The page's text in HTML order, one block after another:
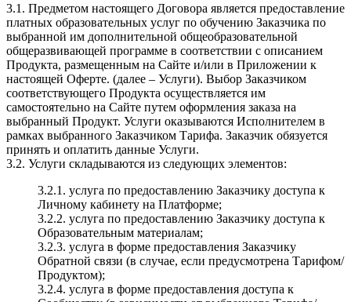
3.1. Предметом настоящего Договора является предоставление
платных образовательных услуг по обучению Заказчика по
выбранной им дополнительной общеобразовательной
общеразвивающей программе в соответствии с описанием
Продукта, размещенным на Сайте и/или в Приложении к
настоящей Оферте. (далее – Услуги). Выбор Заказчиком
соответствующего Продукта осуществляется им
самостоятельно на Сайте путем оформления заказа на
выбранный Продукт. Услуги оказываются Исполнителем в
рамках выбранного Заказчиком Тарифа. Заказчик обязуется
принять и оплатить данные Услуги.
3.2. Услуги складываются из следующих элементов:
3.2.1. услуга по предоставлению Заказчику доступа к
Личному кабинету на Платформе;
3.2.2. услуга по предоставлению Заказчику доступа к
Образовательным материалам;
3.2.3. услуга в форме предоставления Заказчику
Обратной связи (в случае, если предусмотрена Тарифом/
Продуктом);
3.2.4. услуга в форме предоставления доступа к